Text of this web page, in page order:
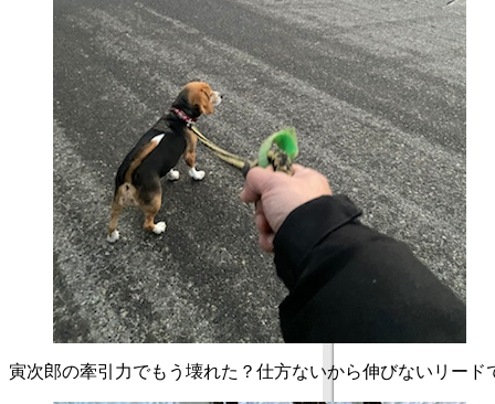
寅次郎の牽引力でもう壊れた？仕方ないから伸びないリード